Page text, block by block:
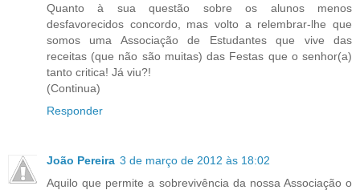
Quanto à sua questão sobre os alunos menos
desfavorecidos concordo, mas volto a relembrar-lhe que
somos uma Associação de Estudantes que vive das
receitas (que não são muitas) das Festas que o senhor(a)
tanto critica! Já viu?!
(Continua)
Responder
João Pereira 3 de março de 2012 às 18:02
Aquilo que permite a sobrevivência da nossa Associação o